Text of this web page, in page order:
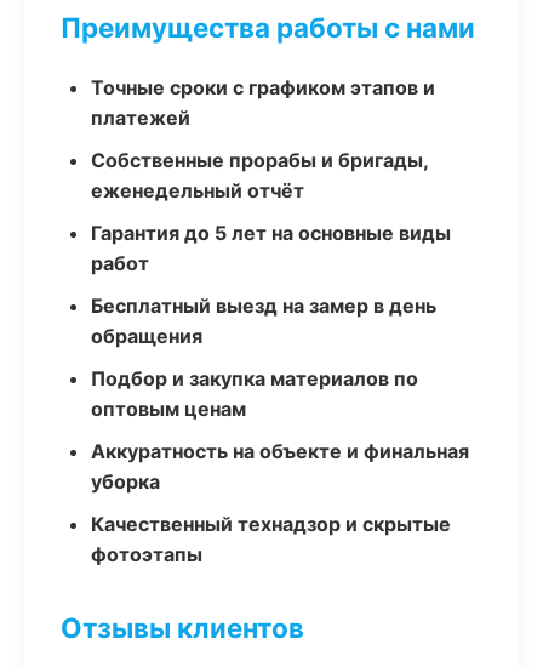
Преимущества работы с нами
Точные сроки с графиком этапов и
платежей
Собственные прорабы и бригады,
еженедельный отчёт
Гарантия до 5 лет на основные виды
работ
Бесплатный выезд на замер в день
обращения
Подбор и закупка материалов по
оптовым ценам
Аккуратность на объекте и финальная
уборка
Качественный технадзор и скрытые
фотоэтапы
Отзывы клиентов